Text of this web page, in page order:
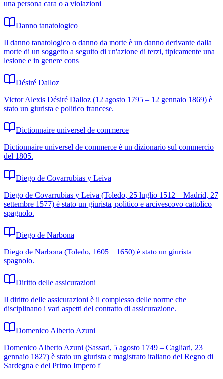
una persona cara o a violazioni
Danno tanatologico
Il danno tanatologico o danno da morte è un danno derivante dalla
morte di un soggetto a seguito di un'azione di terzi, tipicamente una
lesione e in genere cons
Désiré Dalloz
Victor Alexis Désiré Dalloz (12 agosto 1795 – 12 gennaio 1869) è
stato un giurista e politico francese.
Dictionnaire universel de commerce
Dictionnaire universel de commerce è un dizionario sul commercio
del 1805.
Diego de Covarrubias y Leiva
Diego de Covarrubias y Leiva (Toledo, 25 luglio 1512 – Madrid, 27
settembre 1577) è stato un giurista, politico e arcivescovo cattolico
spagnolo.
Diego de Narbona
Diego de Narbona (Toledo, 1605 – 1650) è stato un giurista
spagnolo.
Diritto delle assicurazioni
Il diritto delle assicurazioni è il complesso delle norme che
disciplinano i vari aspetti del contratto di assicurazione.
Domenico Alberto Azuni
Domenico Alberto Azuni (Sassari, 5 agosto 1749 – Cagliari, 23
gennaio 1827) è stato un giurista e magistrato italiano del Regno di
Sardegna e del Primo Impero f